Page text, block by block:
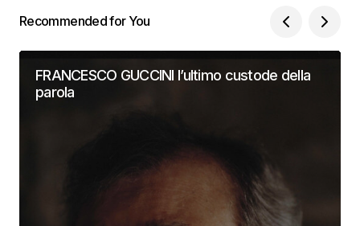
Recommended for You
FRANCESCO GUCCINI l’ultimo custode della
parola